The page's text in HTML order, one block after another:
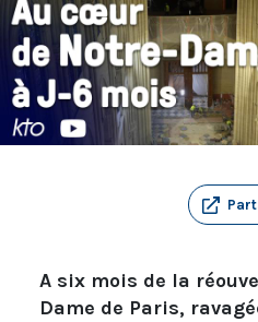
A six mois de la
Dame de Paris,